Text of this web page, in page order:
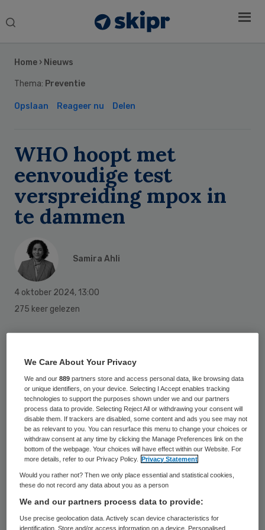
Search
Home › Nieuws
Thema: Preventie
Opslaan Reageer nu Delen
WHO hoopt met
eenvoudige test
verspreiding mpox in
te dammen
Samira Ahli
4 oktober 2024, 13:00
275 keer gelezen
organisaties dergelijke tests nu bij een
Amerikaans bedrijf aanschaffen en
verspreiden in landen en regio’s met veel
besmettingen. Snellere opsporing kan
verdere uitbreiding van de ziekte
tegengaan, hoopt de WHO.
Drie andere bedrijven wachten nog op een
noodgoedkeuring voor een dergelijke test.
Mpox komt vooral voor in Afrika. Tot nog toe
Sidebar
We Care About Your Privacy
We and our889 partners store and access personal data, like browsing data
or unique identifiers, on your device. Selecting I Accept enables tracking
technologies to support the purposes shown under we and our partners
process data to provide. Selecting Reject All or withdrawing your consent will
disable them. If trackers are disabled, some content and ads you see may not
be as relevant to you. You can resurface this menu to change your choices or
withdraw consent at any time by clicking the Manage Preferences link on the
bottom of the webpage. Your choices will have effect within our Website. For
more details, refer to our Privacy Policy.
Privacy Statement
Would you rather not? Then we only place essential and statistical cookies,
these do not record any data about you as a person
We and our partners process data to provide:
Use precise geolocation data. Actively scan device characteristics for
identification. Store and/or access information on a device. Personalised